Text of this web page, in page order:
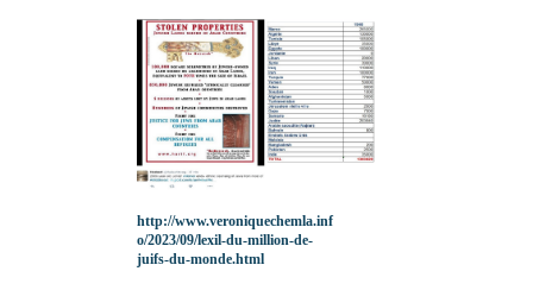
http://www.veroniquechemla.inf
o/2023/09/lexil-du-million-de-
juifs-du-monde.html